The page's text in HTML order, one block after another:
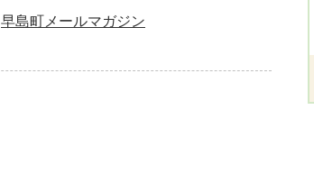
早島町メールマガジン